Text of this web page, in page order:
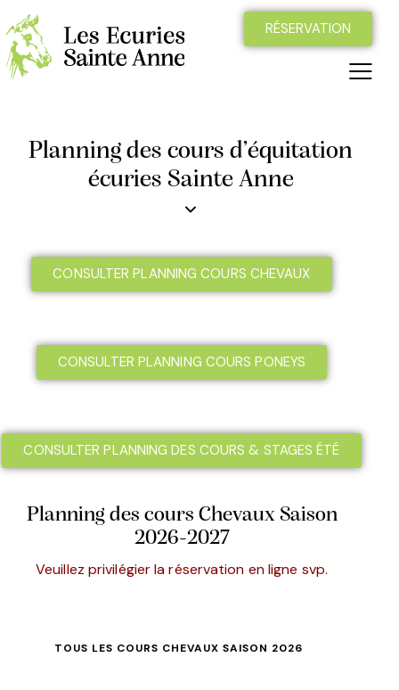
RÉSERVATION
Planning des cours d’équitation
écuries Sainte Anne
CONSULTER PLANNING COURS CHEVAUX
CONSULTER PLANNING COURS PONEYS
CONSULTER PLANNING DES COURS & STAGES ÉTÉ
Planning des cours Chevaux Saison
2026-2027
Veuillez privilégier la réservation en ligne svp.
TOUS LES COURS CHEVAUX SAISON 2026